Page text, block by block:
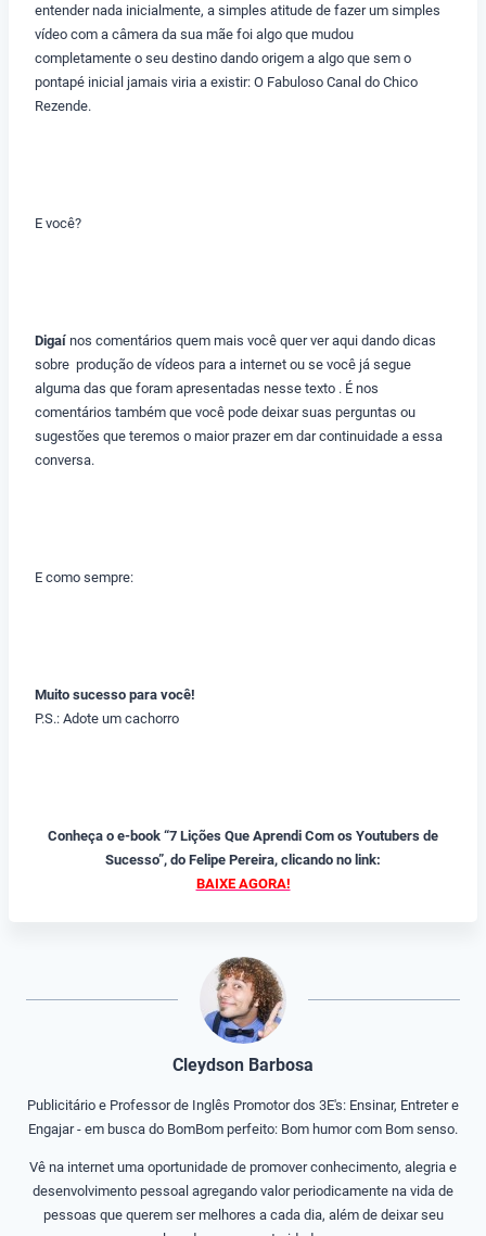
entender nada inicialmente, a simples atitude de fazer um simples
vídeo com a câmera da sua mãe foi algo que mudou
completamente o seu destino dando origem a algo que sem o
pontapé inicial jamais viria a existir: O Fabuloso Canal do Chico
Rezende.
E você?
Digaí nos comentários quem mais você quer ver aqui dando dicas
sobre produção de vídeos para a internet ou se você já segue
alguma das que foram apresentadas nesse texto . É nos
comentários também que você pode deixar suas perguntas ou
sugestões que teremos o maior prazer em dar continuidade a essa
conversa.
E como sempre:
Muito sucesso para você!
P.S.: Adote um cachorro
Conheça o e-book “7 Lições Que Aprendi Com os Youtubers de
Sucesso”, do Felipe Pereira, clicando no link:
BAIXE AGORA!
Cleydson Barbosa
Publicitário e Professor de Inglês Promotor dos 3E's: Ensinar, Entreter e
Engajar - em busca do BomBom perfeito: Bom humor com Bom senso.
Vê na internet uma oportunidade de promover conhecimento, alegria e
desenvolvimento pessoal agregando valor periodicamente na vida de
pessoas que querem ser melhores a cada dia, além de deixar seu